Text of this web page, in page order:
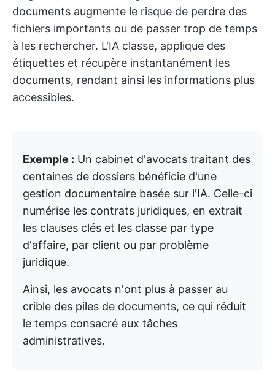
documents augmente le risque de perdre des
fichiers importants ou de passer trop de temps
à les rechercher. L'IA classe, applique des
étiquettes et récupère instantanément les
documents, rendant ainsi les informations plus
accessibles.
Exemple : Un cabinet d'avocats traitant des
centaines de dossiers bénéficie d'une
gestion documentaire basée sur l'IA. Celle-ci
numérise les contrats juridiques, en extrait
les clauses clés et les classe par type
d'affaire, par client ou par problème
juridique.
Ainsi, les avocats n'ont plus à passer au
crible des piles de documents, ce qui réduit
le temps consacré aux tâches
administratives.